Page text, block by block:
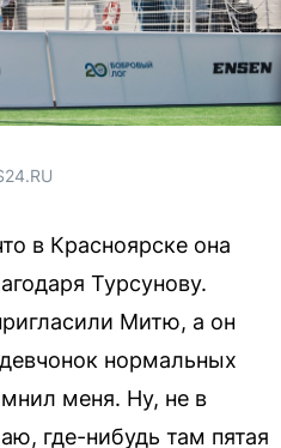
в Красноярске она
Турсунову.
Митю, а он
нормальных
меня. Ну, не в
где-нибудь там пятая